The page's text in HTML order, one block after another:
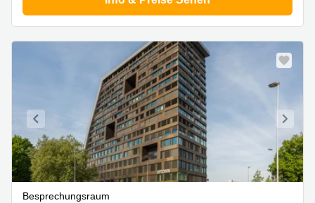
Besprechungsraum